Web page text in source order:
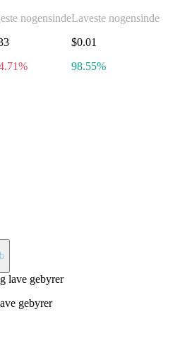
nogensindeLaveste nogensinde
$0.01
98.55%
gebyrer